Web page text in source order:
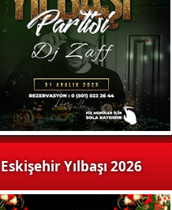
Eskişehir Yılbaşı 2026